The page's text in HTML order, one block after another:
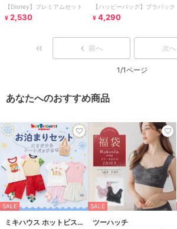
【Disney】プレミアムセット
¥ 2,530
【ハッピーバッグ】ブラパック
¥ 4,290
前へ 次へ
1/1ページ
あなたへのおすすめ商品
SALE
ミキハウス ホットビスケッツ
SALE
ツーハッチ